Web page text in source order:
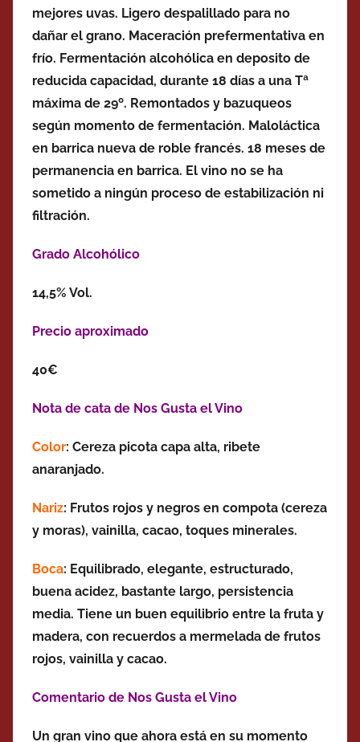
mejores uvas. Ligero despalillado para no
dañar el grano. Maceración prefermentativa en
frío. Fermentación alcohólica en deposito de
reducida capacidad, durante 18 días a una Tª
máxima de 29º. Remontados y bazuqueos
según momento de fermentación. Maloláctica
en barrica nueva de roble francés. 18 meses de
permanencia en barrica. El vino no se ha
sometido a ningún proceso de estabilización ni
filtración.
Grado Alcohólico
14,5% Vol.
Precio aproximado
40€
Nota de cata de Nos Gusta el Vino
Color: Cereza picota capa alta, ribete
anaranjado.
Nariz: Frutos rojos y negros en compota (cereza
y moras), vainilla, cacao, toques minerales.
Boca: Equilibrado, elegante, estructurado,
buena acidez, bastante largo, persistencia
media. Tiene un buen equilibrio entre la fruta y
madera, con recuerdos a mermelada de frutos
rojos, vainilla y cacao.
Comentario de Nos Gusta el Vino
Un gran vino que ahora está en su momento